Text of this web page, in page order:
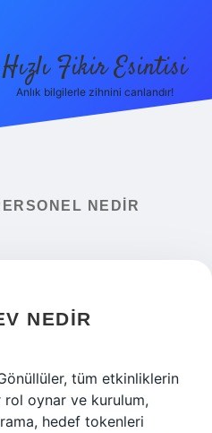
Hızlı Fikir Esintisi
Anlık bilgilerle zihnini canlandır!
NEDIR
NEDIR
tüm etkinliklerin
rol oynar ve kurulum,
hedef tokenleri